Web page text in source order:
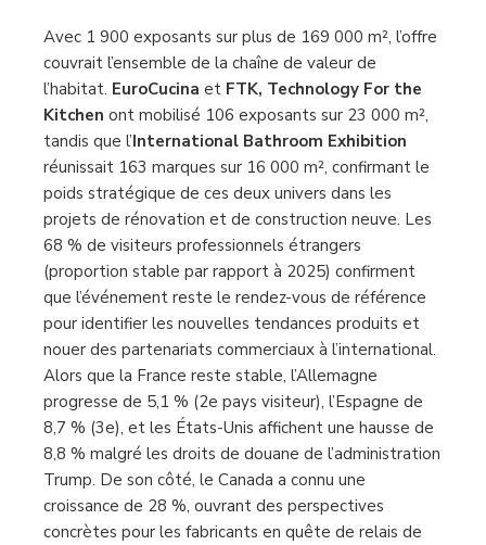
Avec 1 900 exposants sur plus de 169 000 m², l’offre
couvrait l’ensemble de la chaîne de valeur de
l’habitat. EuroCucina et FTK, Technology For the
Kitchen ont mobilisé 106 exposants sur 23 000 m²,
tandis que l’International Bathroom Exhibition
réunissait 163 marques sur 16 000 m², confirmant le
poids stratégique de ces deux univers dans les
projets de rénovation et de construction neuve. Les
68 % de visiteurs professionnels étrangers
(proportion stable par rapport à 2025) confirment
que l’événement reste le rendez-vous de référence
pour identifier les nouvelles tendances produits et
nouer des partenariats commerciaux à l’international.
Alors que la France reste stable, l’Allemagne
progresse de 5,1 % (2e pays visiteur), l’Espagne de
8,7 % (3e), et les États-Unis affichent une hausse de
8,8 % malgré les droits de douane de l’administration
Trump. De son côté, le Canada a connu une
croissance de 28 %, ouvrant des perspectives
concrètes pour les fabricants en quête de relais de